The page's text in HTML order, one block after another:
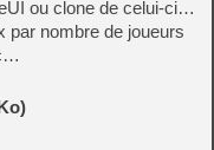
ou clone de celui-ci…
par nombre de joueurs